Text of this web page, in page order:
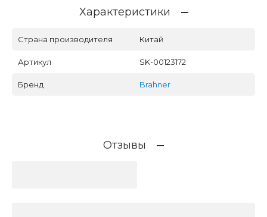
Характеристики
Страна производителя Китай
Артикул SK-00123172
Бренд Brahner
Отзывы